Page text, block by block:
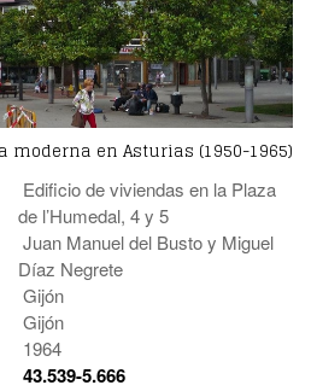
moderna en Asturias (1950-1965)
Edificio de viviendas en la Plaza
de l’Humedal, 4 y 5
Juan Manuel del Busto y Miguel
Díaz Negrete
Gijón
Gijón
1964
43.539-5.666